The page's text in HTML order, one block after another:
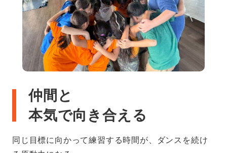
仲間と
本気で向き合える
同じ目標に向かって練習する時間が、ダンスを続け